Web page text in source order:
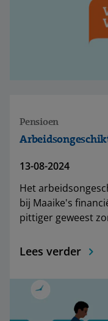
Pensioen
13-08-2024
Het
bij Maaike's
pittiger geweest
Lees verder